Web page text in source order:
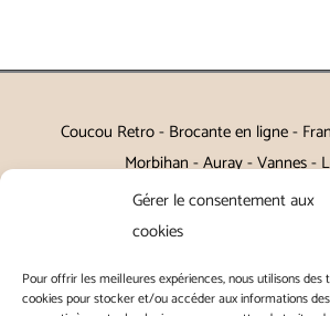
Gérer le consentement aux
cookies
Pour offrir les meilleures expériences, nous utilisons
cookies pour stocker et/ou accéder aux informations
Coucou Retro - Brocante en ligne -
Morbihan - Auray - Vannes -
Petits meubles, décoration, miroirs,
Campagne Chic, Kitch